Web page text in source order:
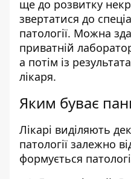
ще до розвитку
звертатися до
патології. Можна
приватній
а потім із
лікаря.
Яким буває
Лікарі виділяють
патології залежно
формується